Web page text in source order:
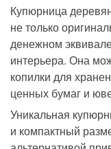
Купюрница
не только
денежном
интерьера. Она
копилки для
ценных бумаг и
Уникальная
и компактный